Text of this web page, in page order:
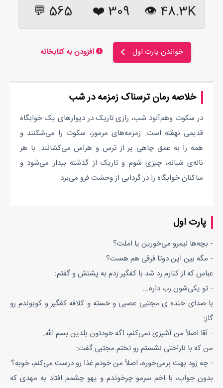
48.3K 👁
309
❤️
565 💬
خواندن پارت اول افزودن به کتابخانه
خلاصه رمان ترسناک زمزمه در شب
در سکوت وهم‌آلود شب، رازی تاریک در دیوارهای یک خوابگاه
قدیمی نهفته است. زمزمه‌های مرموز، سکوت را می‌شکنند و
همه را به عمق چاهی پر از ترس و هراس می‌کشانند. با هر
ناله‌ی شبانه، چیزی شوم‌ و تاریک از گذشته بیدار می‌شود و
ساکنان خوابگاه را در گردابی از وحشت فرو می‌برد...
پارت اول
- بچه‌ها نیمرو می‌خورین یا املت؟
- مگه بین این دوتا فرقی هم هست؟
عباس که از کنارم رد شد با کفگیر زدم به پشتش و گفتم:
- تو یکی‌شون رب داره...
با صدای خنده ی مجتبی عصبی و خسته و کلافه کفگیر و کوبوندم رو
گاز:
- آقا اصلاً من آشپزی نمی‌کنم، اگه خودتون بلدین بسم الله.
من که با ناراحتی نشستم رو تختم مجتبی گفت:
- چه زود بهت برمی‌خوره، اصلاً من خودم غذا رو درست می‌کنم، خوبه؟
بدون جواب، با اخم سرمو چرخوندم و یهو چشمم افتاد به مهدی که